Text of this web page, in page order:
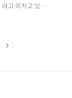
고 외치고 있습
다들 기억하시